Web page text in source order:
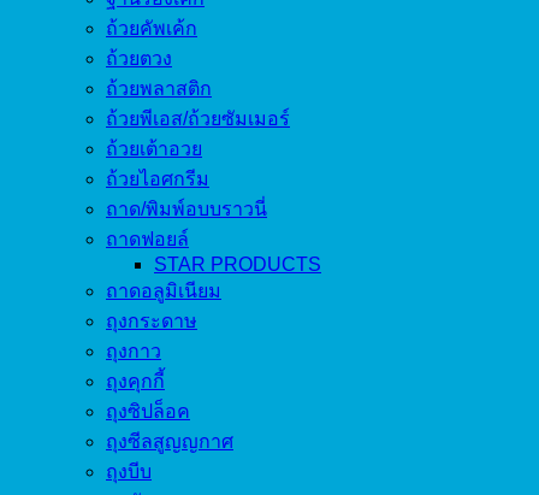
ถ้วยคัพเค้ก
ถ้วยตวง
ถ้วยพลาสติก
ถ้วยพีเอส/ถ้วยซัมเมอร์
ถ้วยเต้าอวย
ถ้วยไอศกรีม
ถาด/พิมพ์อบบราวนี่
ถาดฟอยล์
STAR PRODUCTS
ถาดอลูมิเนียม
ถุงกระดาษ
ถุงกาว
ถุงคุกกี้
ถุงซิปล็อค
ถุงซีลสูญญกาศ
ถุงบีบ